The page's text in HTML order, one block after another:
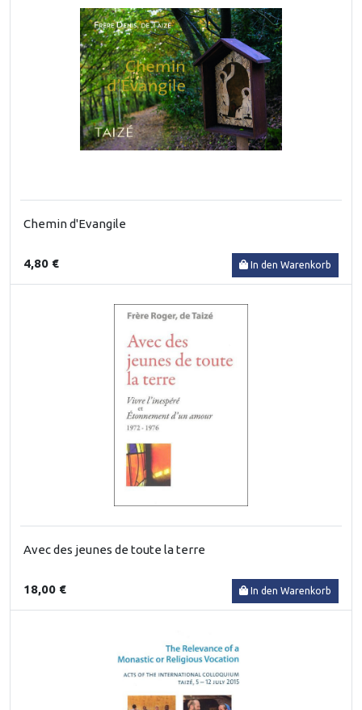
Chemin d'Evangile
4,80 € In den Warenkorb
Avec des jeunes de toute la terre
18,00 € In den Warenkorb